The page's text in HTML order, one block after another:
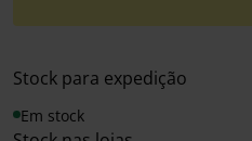
Stock para expedição
Em stock